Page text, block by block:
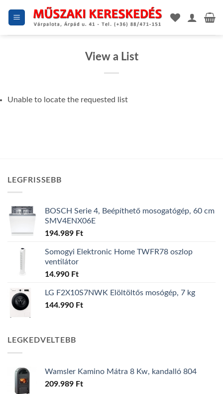
View a List
Unable to locate the requested list
LEGFRISSEBB
BOSCH Serie 4, Beépíthető mosogatógép, 60 cm
SMV4ENX06E
194.989 Ft
Somogyi Elektronic Home TWFR78 oszlop
ventilátor
14.990 Ft
LG F2X10S7NWK Elöltöltős mosógép, 7 kg
144.990 Ft
LEGKEDVELTEBB
Wamsler Kamino Mátra 8 Kw, kandalló 804
209.989 Ft